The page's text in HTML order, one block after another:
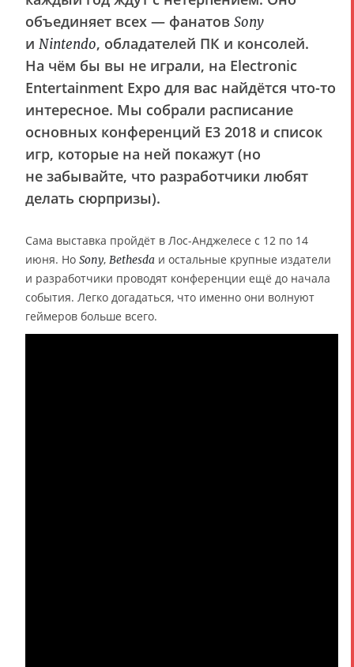
объединяет всех — фанатов Sony
и Nintendo, обладателей ПК и консолей.
На чём бы вы не играли, на Electronic
Entertainment Expo для вас найдётся что-то
интересное. Мы собрали расписание
основных конференций E3 2018 и список
игр, которые на ней покажут (но
не забывайте, что разработчики любят
делать сюрпризы).
Сама выставка пройдёт в Лос-Анджелесе с 12 по 14
июня. Но Sony, Bethesda и остальные крупные издатели
и разработчики проводят конференции ещё до начала
события. Легко догадаться, что именно они волнуют
геймеров больше всего.